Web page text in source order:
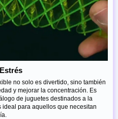
no solo es divertido, sino también
y mejorar la concentración. Es
de juguetes destinados a la
ideal para aquellos que necesitan